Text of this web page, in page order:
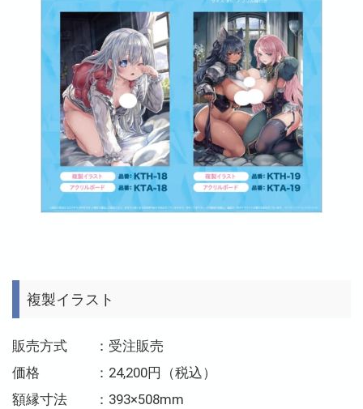
複製イラスト
販売方式 ：受注販売
価格 ：24,200円（税込）
額縁寸法 ：393×508mm